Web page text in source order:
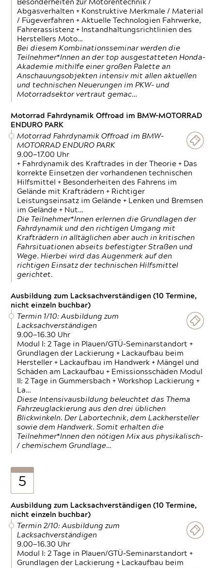
Besonderheiten zur Motorentechnik /
Abgasverhalten + Konstruktive Merkmale / Material
/ Fügeverfahren + Aktuelle Technologien Fahrwerke,
Fahrerassistenz + Instandhaltungsrichtlinien des
Herstellers Moto…
Bei diesem Kombinationsseminar werden die
Teilnehmer*Innen an der top ausgestatteten Honda-
Akademie mithilfe einer großen Palette an
Anschauungsobjekten intensiv mit allen aktuellen
und technischen Neuerungen im PKW- und
Motorradsektor vertraut gemac…
Motorrad Fahrdynamik Offroad im BMW-MOTORRAD
ENDURO PARK
Motorrad Fahrdynamik Offroad im BMW-
MOTORRAD ENDURO PARK
9.00—17.00 Uhr
+ Fahrdynamik des Kraftrades in der Theorie + Das
korrekte Einsetzen der vorhandenen technischen
Hilfsmittel + Besonderheiten des Fahrens im
Gelände mit Krafträdern + Richtiger
Leistungseinsatz im Gelände + Lenken und Bremsen
im Gelände + Nut…
Die Teilnehmer*Innen erlernen die Grundlagen der
Fahrdynamik und den richtigen Umgang mit
Krafträdern in alltäglichen aber auch in kritischen
Fahrsituationen abseits befestigter Straßen und
Wege. Hierbei wird das Augenmerk auf den
richtigen Einsatz der technischen Hilfsmittel
gerichtet.
Ausbildung zum Lacksachverständigen (10 Termine,
nicht einzeln buchbar)
Termin 1/10: Ausbildung zum
Lacksachverständigen
9.00—16.30 Uhr
Modul I: 2 Tage in Plauen/GTÜ-Seminarstandort +
Grundlagen der Lackierung + Lackaufbau beim
Hersteller + Lackaufbau im Handwerk + Mängel und
Schäden am Lackaufbau + Emissionsschäden Modul
II: 2 Tage in Gummersbach + Workshop Lackierung +
La…
Diese Intensivausbildung beleuchtet das Thema
Fahrzeuglackierung aus den drei üblichen
Blickwinkeln. Der Labortechnik, dem Lackhersteller
sowie dem Handwerk. Somit erhalten die
Teilnehmer*Innen den nötigen Mix aus physikalisch-
/ chemischem Grundlage…
5
Ausbildung zum Lacksachverständigen (10 Termine,
nicht einzeln buchbar)
Termin 2/10: Ausbildung zum
Lacksachverständigen
9.00—16.30 Uhr
Modul I: 2 Tage in Plauen/GTÜ-Seminarstandort +
Grundlagen der Lackierung + Lackaufbau beim